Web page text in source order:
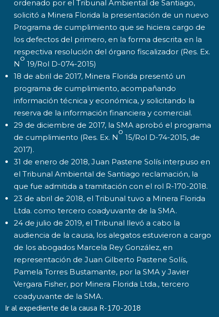
ordenado por el Tribunal Ambiental de Santiago,
solicitó a Minera Florida la presentación de un nuevo
Programa de cumplimiento que se hiciera cargo de
los defectos del primero, en la forma descrita en la
respectiva resolución del órgano fiscalizador (Res. Ex.
N
o
19/Rol D-074-2015)
18 de abril de 2017, Minera Florida presentó un
programa de cumplimiento, acompañando
información técnica y económica, y solicitando la
reserva de la información financiera y comercial.
29 de diciembre de 2017, la SMA aprobó el programa
de cumplimiento (Res. Ex. N
o
15/Rol D-74-2015, de
2017).
31 de enero de 2018, Juan Pastene Solís interpuso en
el Tribunal Ambiental de Santiago reclamación, la
que fue admitida a tramitación con el rol R-170-2018.
23 de abril de 2018, el Tribunal tuvo a Minera Florida
Ltda. como tercero coadyuvante de la SMA.
24 de julio de 2019, el Tribunal llevó a cabo la
audiencia de la causa, los alegatos estuvieron a cargo
de los abogados Marcela Rey González, en
representación de Juan Gilberto Pastene Solís,
Pamela Torres Bustamante, por la SMA y Javier
Vergara Fisher, por Minera Florida Ltda., tercero
coadyuvante de la SMA.
Ir al expediente de la causa R-170-2018